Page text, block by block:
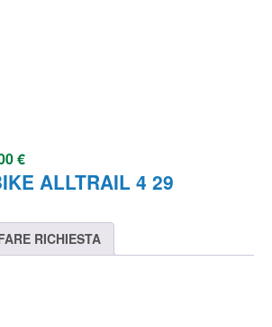
€
ALLTRAIL 4 29
RICHIESTA